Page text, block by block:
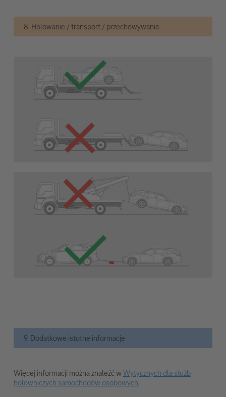
8. Holowanie / transport / przechowywanie
9. Dodatkowe istotne informacje
Więcej informacji można znaleźć wWytycznych dla służb
holowniczych samochodów osobowych.